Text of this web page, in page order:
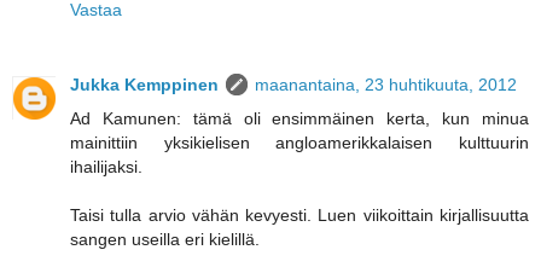
Vastaa
Jukka Kemppinen
maanantaina, 23 huhtikuuta, 2012
Ad Kamunen: tämä oli ensimmäinen kerta, kun minua
mainittiin yksikielisen angloamerikkalaisen kulttuurin
ihailijaksi.
Taisi tulla arvio vähän kevyesti. Luen viikoittain kirjallisuutta
sangen useilla eri kielillä.